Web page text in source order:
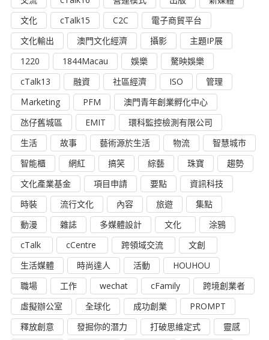
文化
cTalk15 C2C
電子商貿平台
文化輸出
澳門文化經濟 攝影
主題IP展
1220
1844Macau 娛樂
驁映娛樂
cTalk13
融資 社區經濟 ISO
管理
Ｍarketing
PFM
澳門青年創業孵化中心
氹仔舊城區
EMIT
環科監控檢測有限公司
生活
故事 藝術源於生活 物流
智慧城市
智能櫃
網紅 搞笑 綜藝 珠寶
趨勢
文化產業基金
項目申請 要點
資訊科技
時裝
流行文化 內容 旅遊
集點
動漫
雜誌 多媒體設計 文化
涂鴉
cTalk
cCentre 跨領域交流
文創
生活媒體
時尚達人 活動
HOUHOU
職場
工作 wechat cFamily
跨境創業者
虛擬辦公室
全球化 成功創業
PROMPT
釋放創意
發掘你的潛力 打破思維定式
靈感